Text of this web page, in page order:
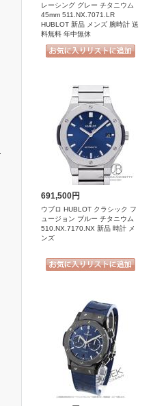
レーシング グレー チタニウム
45mm 511.NX.7071.LR
HUBLOT 新品 メンズ 腕時計 送
料無料 年中無休
691,500円
ウブロ HUBLOT クラシック フ
ュージョン ブルー チタニウム
510.NX.7170.NX 新品 時計 メ
ンズ